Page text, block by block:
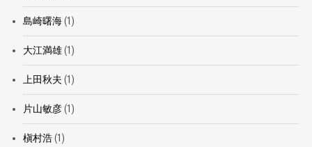
島崎曙海(1)
大江満雄(1)
上田秋夫 (1)
片山敏彦(1)
槇村浩(1)